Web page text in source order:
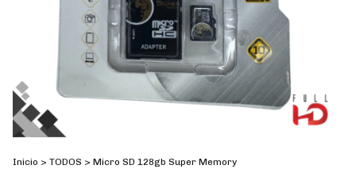
Inicio > TODOS > Micro SD 128gb Super Memory